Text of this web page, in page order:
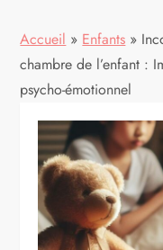
Accueil » Enfants »
chambre de l’enfant :
psycho-émotionnel